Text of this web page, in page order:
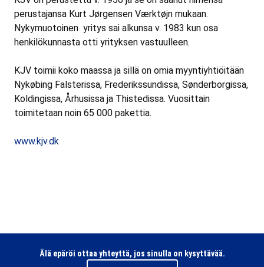
perustajansa Kurt Jørgensen Værktøjn mukaan.
Nykymuotoinen yritys sai alkunsa v. 1983 kun osa
henkilökunnasta otti yrityksen vastuulleen.
KJV toimii koko maassa ja sillä on omia myyntiyhtiöitään
Nykøbing Falsterissa, Frederikssundissa, Sønderborgissa,
Koldingissa, Århusissa ja Thistedissa. Vuosittain
toimitetaan noin 65 000 pakettia.
www.kjv.dk
Älä epäröi ottaa yhteyttä, jos sinulla on kysyttävää.